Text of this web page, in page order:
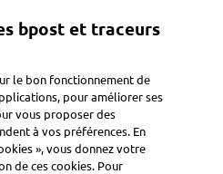
bpost et traceurs
le bon fonctionnement de
pour améliorer ses
vous proposer des
à vos préférences. En
», vous donnez votre
de ces cookies. Pour